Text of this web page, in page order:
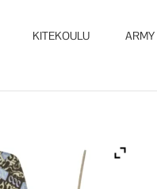
KITEKOULU ARMY